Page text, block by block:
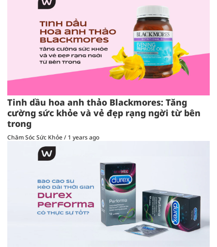
Tinh dầu hoa anh thảo Blackmores: Tăng
cường sức khỏe và vẻ đẹp rạng ngời từ bên
trong
Chăm Sóc Sức Khỏe/ 1 years ago